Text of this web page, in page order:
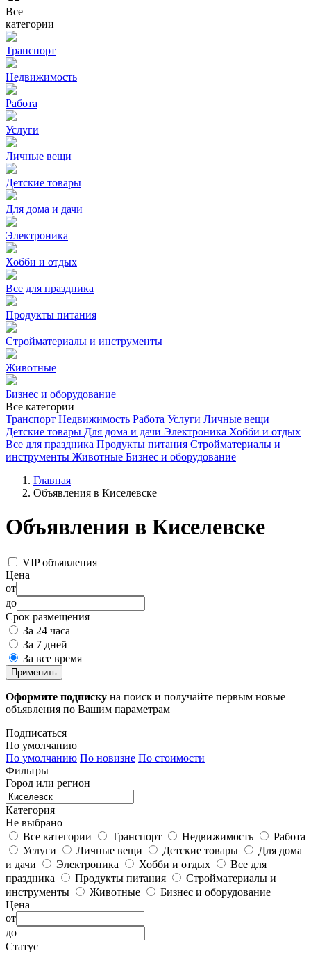
Все
категории
Транспорт
Недвижимость
Работа
Услуги
Личные вещи
Детские товары
Для дома и дачи
Электроника
Хобби и отдых
Все для праздника
Продукты питания
Стройматериалы и инструменты
Животные
Бизнес и оборудование
Все категории
Транспорт Недвижимость Работа Услуги Личные вещи
Детские товары Для дома и дачи Электроника Хобби и отдых
Все для праздника Продукты питания Стройматериалы и
инструменты Животные Бизнес и оборудование
Главная
Объявления в Киселевске
Объявления в Киселевске
VIP объявления
Цена
от
до
Срок размещения
За 24 часа
За 7 дней
За все время
Применить
Оформите подписку на поиск и получайте первым новые
объявления по Вашим параметрам
Подписаться
По умолчанию
По умолчанию По новизне По стоимости
Фильтры
Город или регион
Категория
Не выбрано
Все категории
Транспорт Недвижимость
Работа
Услуги
Личные вещи Детские товары
Для дома
и дачи
Электроника Хобби и отдых
Все для
праздника
Продукты питания
Стройматериалы и
инструменты
Животные
Бизнес и оборудование
Цена
от
до
Статус